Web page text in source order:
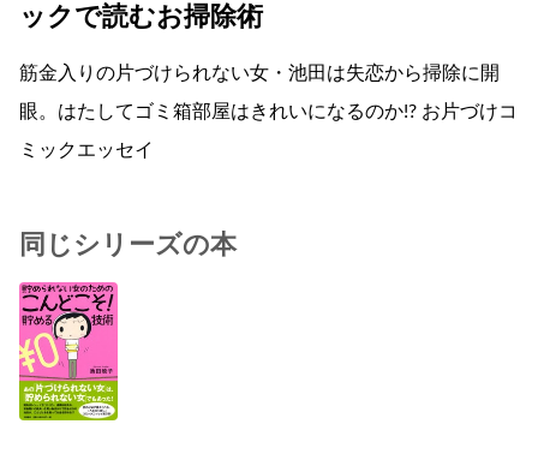
ックで読むお掃除術
筋金入りの片づけられない女・池田は失恋から掃除に開
眼。はたしてゴミ箱部屋はきれいになるのか!? お片づけコ
ミックエッセイ
同じシリーズの本